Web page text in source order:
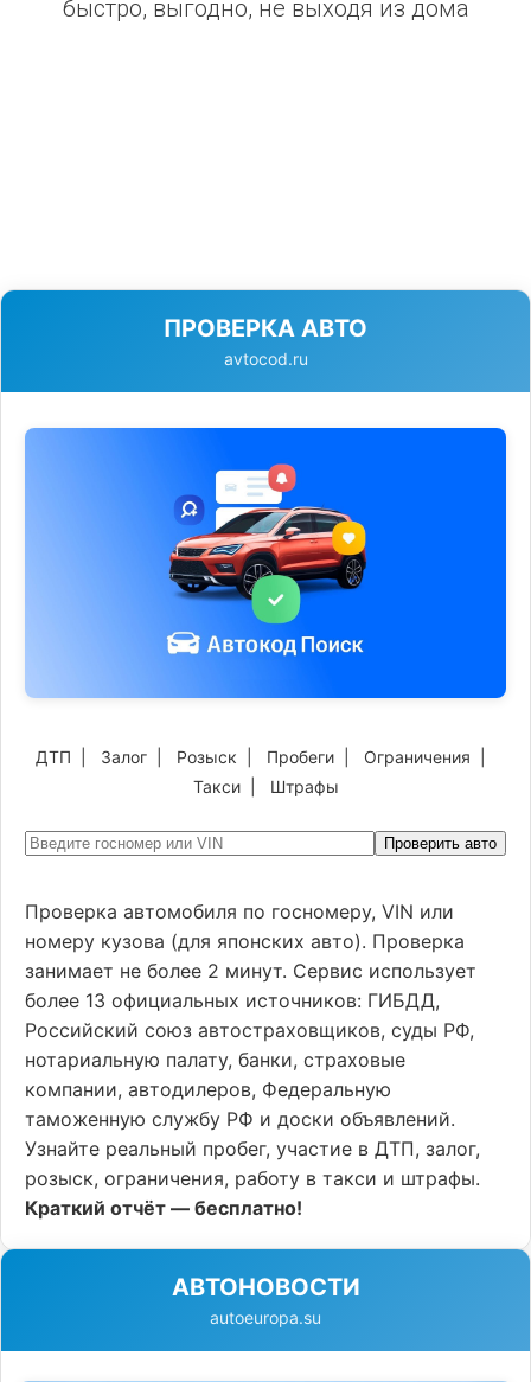
быстро, выгодно, не выходя из дома
ПРОВЕРКА АВТО
avtocod.ru
ДТП Залог Розыск Пробеги Ограничения
Такси| Штрафы
Проверить авто
Проверка автомобиля по госномеру, VIN или
номеру кузова (для японских авто). Проверка
занимает не более 2 минут. Сервис использует
более 13 официальных источников: ГИБДД,
Российский союз автостраховщиков, суды РФ,
нотариальную палату, банки, страховые
компании, автодилеров, Федеральную
таможенную службу РФ и доски объявлений.
Узнайте реальный пробег, участие в ДТП, залог,
розыск, ограничения, работу в такси и штрафы.
Краткий отчёт — бесплатно!
АВТОНОВОСТИ
autoeuropa.su